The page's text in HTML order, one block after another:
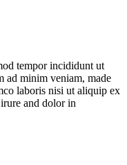
tempor incididunt ut
ad minim veniam, made
laboris nisi ut aliquip ex
and dolor in